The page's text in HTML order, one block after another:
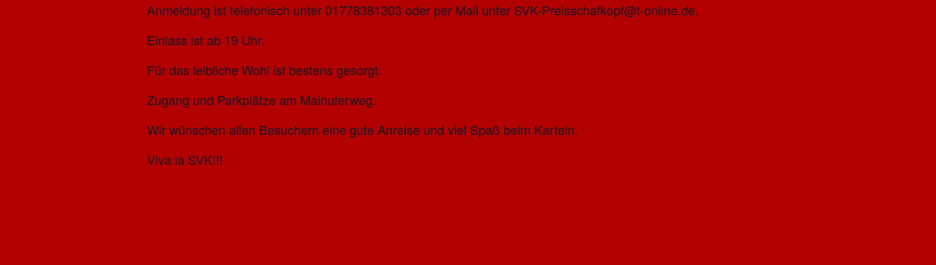
Anmeldung ist telefonisch unter 01778381303 oder per Mail unter SVK-Preisschafkopf@t-online.de.
Einlass ist ab 19 Uhr.
Für das leibliche Wohl ist bestens gesorgt.
Zugang und Parkplätze am Mainuferweg.
Wir wünschen allen Besuchern eine gute Anreise und viel Spaß beim Karteln.
Viva la SVK!!!